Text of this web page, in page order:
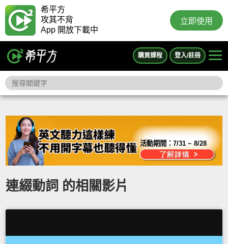
希平方
攻其不背
App 開放下載中
立即使用
購買課程 登入/註冊
活動期間：7/31 ~ 8/28
連綴動詞 的相關影片